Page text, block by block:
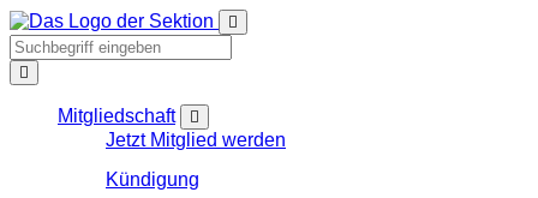
Mitgliedschaft
Jetzt Mitglied werden
Kündigung